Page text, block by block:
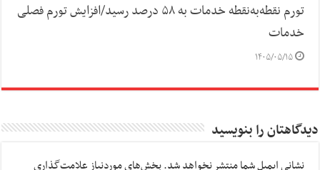
تورم نقطه‌به‌نقطه خدمات به ۵۸ درصد رسید/افزایش تورم فصلی
خدمات
۱۴۰۵/۰۵/۱۵
دیدگاهتان را بنویسید
نشانی ایمیل شما منتشر نخواهد شد.بخش‌های موردنیاز علامت‌گذاری